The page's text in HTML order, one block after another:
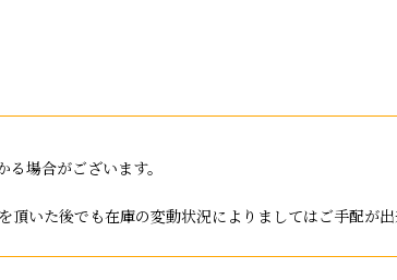
場合がございます。
いた後でも在庫の変動状況によりましてはご手配が出